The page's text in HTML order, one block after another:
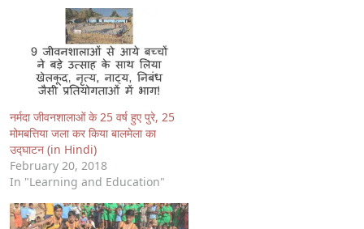
नर्मदा जीवनशालाओं के 25 वर्ष हुए पुरे, 25
मोमबत्तिया जला कर किया बालमेला का
उद्घाटन (in Hindi)
February 20, 2018
In "Learning and Education"